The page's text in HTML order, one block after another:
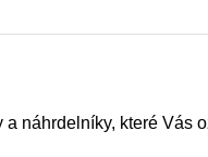
náhrdelníky, které Vás